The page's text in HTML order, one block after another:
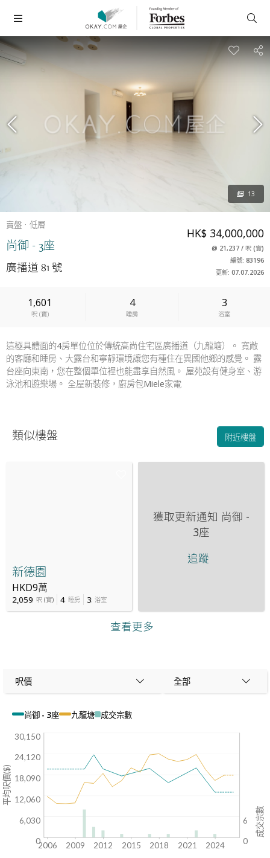
賣盤 低層
尚御 - 3座
廣播道 81 號
HK$ 34,000,000
@ 21,237/ 呎(實)
編號: 83196
更新: 07.07.2026
1,601
呎(實)
4
睡房
3
浴室
13
這極具體面的4房單位位於傳統高尚住宅區廣播道（九龍塘）。 寬敞
的客廳和睡房、大露台和寧靜環境讓您有種住在異國他鄉的感覺。 露
台座向東南，您在整個單位裡也能盡享自然風。 屋苑設有健身室、游
泳池和遊樂場。 全屋新裝修，廚房包Miele家電
類似樓盤 附近樓盤
新德園
HKD9萬
2,059 呎 (實) 4 睡房 3 浴室
獲取更新通知 尚御 -
3座
追蹤
查看更多
呎價 全部
尚御 - 3座 九龍塘 成交宗數
6
0
2006 2009 2012 2015 2018 2021 2024
成交宗數
30,150
24,120
18,090
12,060
6,030
0
平均呎價($)